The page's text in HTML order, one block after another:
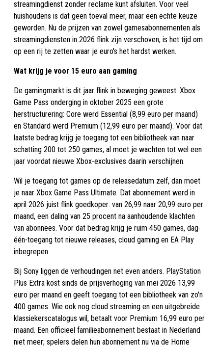
streamingdienst zonder reclame kunt afsluiten. Voor veel
huishoudens is dat geen toeval meer, maar een echte keuze
geworden. Nu de prijzen van zowel gamesabonnementen als
streamingdiensten in 2026 flink zijn verschoven, is het tijd om
op een rij te zetten waar je euro's het hardst werken.
Wat krijg je voor 15 euro aan gaming
De gamingmarkt is dit jaar flink in beweging geweest. Xbox
Game Pass onderging in oktober 2025 een grote
herstructurering: Core werd Essential (8,99 euro per maand)
en Standard werd Premium (12,99 euro per maand). Voor dat
laatste bedrag krijg je toegang tot een bibliotheek van naar
schatting 200 tot 250 games, al moet je wachten tot wel een
jaar voordat nieuwe Xbox-exclusives daarin verschijnen.
Wil je toegang tot games op de releasedatum zelf, dan moet
je naar Xbox Game Pass Ultimate. Dat abonnement werd in
april 2026 juist flink goedkoper: van 26,99 naar 20,99 euro per
maand, een daling van 25 procent na aanhoudende klachten
van abonnees. Voor dat bedrag krijg je ruim 450 games, dag-
één-toegang tot nieuwe releases, cloud gaming en EA Play
inbegrepen.
Bij Sony liggen de verhoudingen net even anders. PlayStation
Plus Extra kost sinds de prijsverhoging van mei 2026 13,99
euro per maand en geeft toegang tot een bibliotheek van zo'n
400 games. Wie ook nog cloud streaming en een uitgebreide
klassiekerscatalogus wil, betaalt voor Premium 16,99 euro per
maand. Een officieel familieabonnement bestaat in Nederland
niet meer; spelers delen hun abonnement nu via de Home